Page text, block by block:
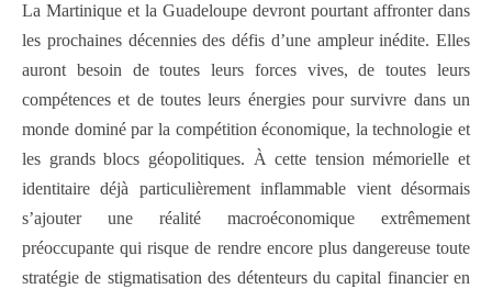
La Martinique et la Guadeloupe devront pourtant affronter dans
les prochaines décennies des défis d’une ampleur inédite. Elles
auront besoin de toutes leurs forces vives, de toutes leurs
compétences et de toutes leurs énergies pour survivre dans un
monde dominé par la compétition économique, la technologie et
les grands blocs géopolitiques. À cette tension mémorielle et
identitaire déjà particulièrement inflammable vient désormais
s’ajouter une réalité macroéconomique extrêmement
préoccupante qui risque de rendre encore plus dangereuse toute
stratégie de stigmatisation des détenteurs du capital financier en